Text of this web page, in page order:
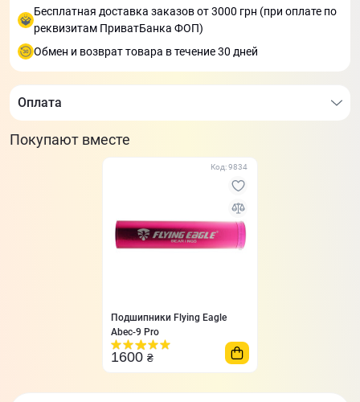
Бесплатная доставка заказов от 3000 грн (при оплате по
реквизитам ПриватБанка ФОП)
Обмен и возврат товара в течение 30 дней
Оплата
Покупают вместе
Код: 9834
Подшипники Flying Eagle
Abec-9 Pro
1600 ₴